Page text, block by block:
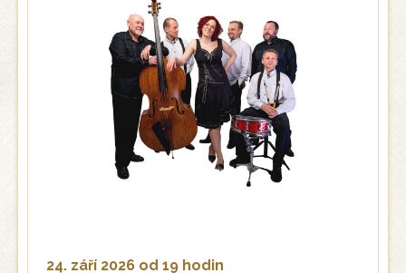
24. září 2026 od 19 hodin